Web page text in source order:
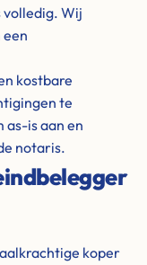
volledig. Wij
kostbare
te
as-is aan en
notaris.
koper